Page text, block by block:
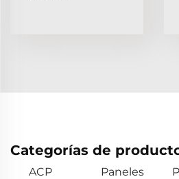
Categorías de
ACP
Paneles